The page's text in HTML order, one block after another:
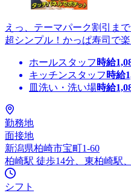
えっ、テーマパーク割引ま
超シンプル！かっぱ寿司で
ホールスタッフ 時給
キッチンスタッフ 時給
皿洗い・洗い場時給
勤務地
面接地
新潟県柏崎市宝町1-60
柏崎駅 徒歩14分、東柏崎駅
シフト